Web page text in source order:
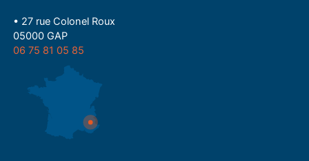
• 27 rue Colonel Roux
05000 GAP
06 75 81 05 85